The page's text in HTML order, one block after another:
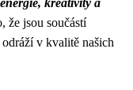
kreativity a
že jsou součástí
v kvalitě našich